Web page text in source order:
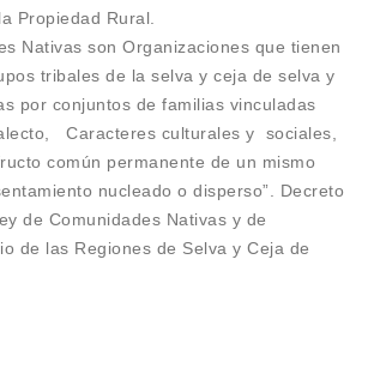
Propiedad Rural.
Nativas son Organizaciones que tienen
tribales de la selva y ceja de selva y
por conjuntos de familias vinculadas
Caracteres culturales y sociales,
común permanente de un mismo
nucleado o disperso”. Decreto
de Comunidades Nativas y de
de las Regiones de Selva y Ceja de